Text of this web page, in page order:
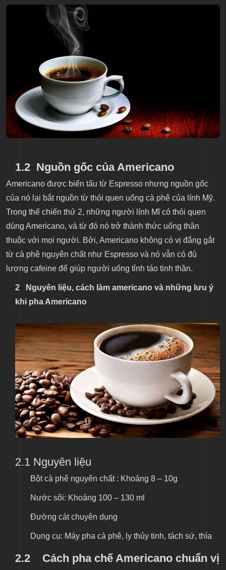
1.2 Nguồn gốc của Americano
Americano được biến tấu từ Espresso nhưng nguồn gốc
của nó lại bắt nguồn từ thói quen uống cà phê của lính Mỹ.
Trong thế chiến thứ 2, những người lính Mĩ có thói quen
dùng Americano, và từ đó nó trở thành thức uống thân
thuộc với mọi người. Bởi, Americano không có vị đắng gắt
từ cà phê nguyên chất như Espresso và nó vẫn có đủ
lượng cafeine để giúp người uống tỉnh táo tinh thần.
2
Nguyên liệu, cách làm americano và những lưu ý
khi pha Americano
2.1 Nguyên liệu
Bột cà phê nguyên chất : Khoảng 8 – 10g
Nước sôi: Khoảng 100 – 130 ml
Đường cát chuyên dụng
Dụng cụ: Máy pha cà phê, ly thủy tinh, tách sứ, thìa
2.2 Cách pha chế Americano chuẩn vị